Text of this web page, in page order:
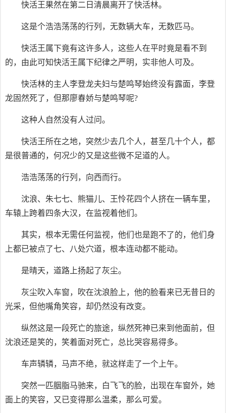
快活王果然在第二日清晨离开了快活林。
这是个浩浩荡荡的行列，无数辆大车，无数匹马。
快活王属下竟有这许多人，这些人在平时竟是看不到
的，由此可知快活王属下纪律之严明，实非他人可及。
快活林的主人李登龙夫妇与楚鸣琴始终没有露面，李登
龙固然死了，但那廖春娇与楚鸣琴呢?
这种人自然没有人过问。
快活王所在之地，突然少去几个人，甚至几十个人，都
是很普通的，何况少的又是这些微不足道的人。
浩浩荡荡的行列，向西而行。
沈浪、朱七七、熊猫儿、王怜花四个人挤在一辆车里，
车辕上跨着四条大汉，在监视着他们。
其实，根本无需任何监视，他们也是跑不了的，他们身
上都已被点了七、八处穴道，根本连动都不能动。
是晴天，道路上扬起了灰尘。
灰尘吹入车窗，吹在沈浪脸上，他的脸看来已无昔日的
光采，但他嘴角笑容，却仍然没有改变。
纵然这是一段死亡的旅途，纵然死神已来到他面前，但
沈浪还是笑的，笑着面对死亡，总比哭容易得多。
车声辚辚，马声不绝，就这样走了一个上午。
突然一匹胭脂马驰来，白飞飞的脸，出现在车窗外，她
面上的笑容，又已变得那么温柔，那么可爱。